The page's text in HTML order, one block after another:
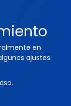
en
ajustes